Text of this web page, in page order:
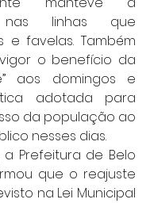
nas linhas que
e favelas. Também
o benefício da
aos domingos e
adotada para
da população ao
nesses dias.
que o reajuste
na Lei Municipal